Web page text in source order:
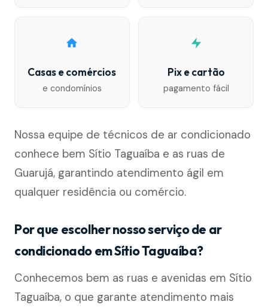
Casas e comércios
e condomínios
Pix e cartão
pagamento fácil
Nossa equipe de técnicos de ar condicionado
conhece bem Sítio Taguaíba e as ruas de
Guarujá, garantindo atendimento ágil em
qualquer residência ou comércio.
Por que escolher nosso serviço de ar
condicionado em Sítio Taguaíba?
Conhecemos bem as ruas e avenidas em Sítio
Taguaíba, o que garante atendimento mais